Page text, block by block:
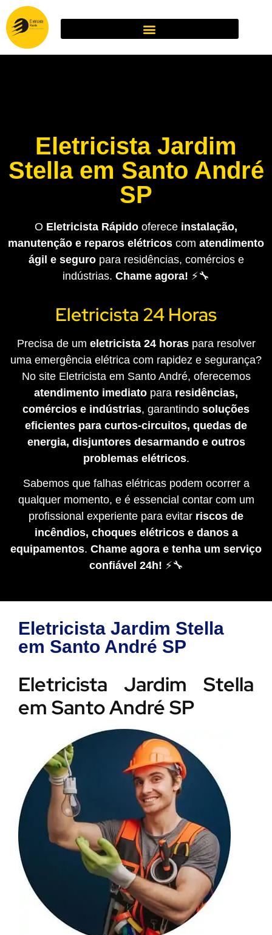
Eletricista Jardim
Stella em Santo André
SP
O Eletricista Rápido oferece instalação,
manutenção e reparos elétricos com atendimento
ágil e seguropara residências, comércios e
indústrias. Chame agora! ⚡🔧
Eletricista 24 Horas
Precisa de um eletricista 24 horaspara resolver
uma emergência elétrica com rapidez e segurança?
No site Eletricista em Santo André, oferecemos
atendimento imediato para residências,
comércios e indústrias, garantindo soluções
eficientes para curtos-circuitos, quedas de
energia, disjuntores desarmando e outros
problemas elétricos.
Sabemos que falhas elétricas podem ocorrer a
qualquer momento, e é essencial contar com um
profissional experiente para evitar riscos de
incêndios, choques elétricos e danos a
equipamentos. Chame agora e tenha um serviço
confiável 24h! ⚡🔧
Eletricista Jardim Stella
em Santo André SP
Eletricista Jardim Stella
em Santo André SP